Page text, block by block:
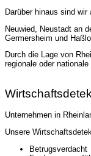
Darüber hinaus sind
Neuwied, Neustadt an
Germersheim und
Durch die Lage von
regionale oder
Unternehmen in
Unsere
Betrugsverdacht